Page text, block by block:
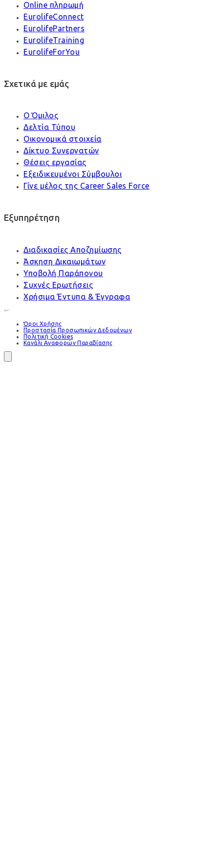
Online πληρωμή
EurolifeConnect
EurolifePartners
EurolifeTraining
EurolifeForYou
Σχετικά με εμάς
Ο Όμιλος
Δελτία Τύπου
Οικονομικά στοιχεία
Δίκτυο Συνεργατών
Θέσεις εργασίας
Εξειδικευμένοι Σύμβουλοι
Γίνε μέλος της Career Sales Force
Εξυπηρέτηση
Διαδικασίες Αποζημίωσης
Άσκηση Δικαιωμάτων
Υποβολή Παράπονου
Συχνές Ερωτήσεις
Χρήσιμα Έντυπα & Έγγραφα
Όροι Χρήσης
Προστασία Προσωπικών Δεδομένων
Πολιτική Cookies
Κανάλι Αναφορών Παραβίασης